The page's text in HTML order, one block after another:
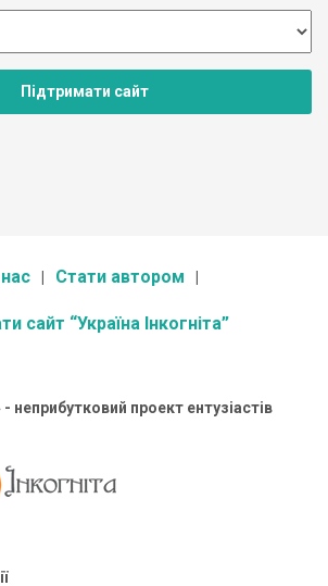
Підтримати сайт
Стати автором
сайт “Україна Інкогніта”
- неприбутковий проект ентузіастів